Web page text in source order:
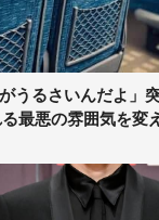
うるさいんだよ」
最悪の雰囲気を変